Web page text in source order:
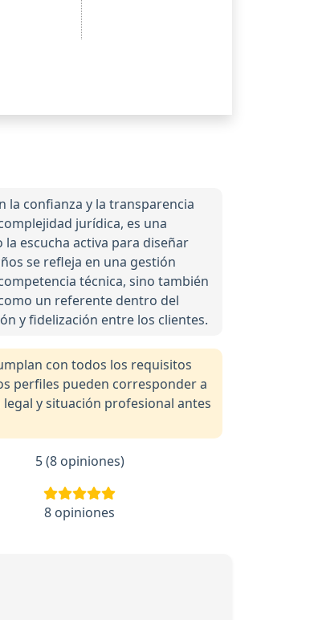
la confianza y la transparencia
jurídica, es una
escucha activa para diseñar
se refleja en una gestión
técnica, sino también
un referente dentro del
y fidelización entre los clientes.
con todos los requisitos
perfiles pueden corresponder a
y situación profesional antes
5 (8 opiniones)
8 opiniones